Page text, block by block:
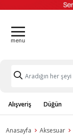
Alışveriş Düğün
Anasayfa Aksesuar